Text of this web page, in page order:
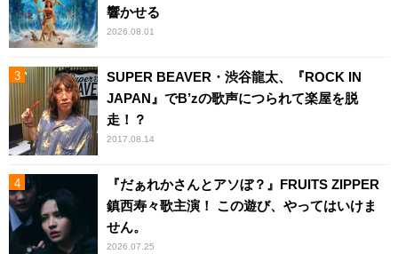
響かせる
2026.08.01
SUPER BEAVER・渋谷龍太、『ROCK IN
JAPAN』でB’zの歌声につられて楽屋を脱
走！？
2017.08.14
『だぁれかさんとアソぼ？』FRUITS ZIPPER
鎮西寿々歌主演！ この遊び、やってはいけま
せん。
2026.07.25